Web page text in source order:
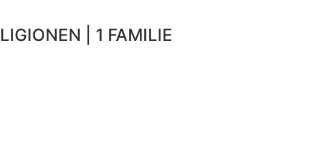
| 1 FAMILIE